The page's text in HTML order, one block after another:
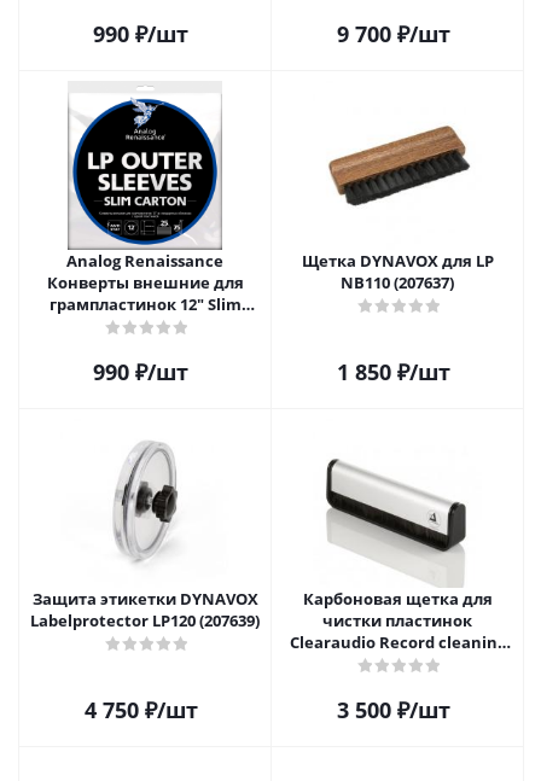
990 ₽/шт 9 700₽/шт
Analog Renaissance
Конверты внешние для
грампластинок 12" Slim
Carton (25 шт)
990 ₽/шт
Щетка DYNAVOX для LP
NB110 (207637)
1 850₽/шт
Защита этикетки DYNAVOX
Labelprotector LP120 (207639)
4 750₽/шт
Карбоновая щетка для
чистки пластинок
Clearaudio Record cleaning
brush
3 500₽/шт